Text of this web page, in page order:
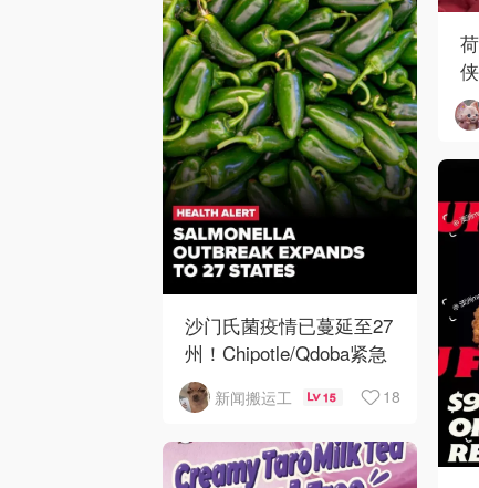
沙门氏菌疫情已蔓延至27
州！Chipotle/Qdoba紧急
下架辣椒
新闻搬运工 15 18